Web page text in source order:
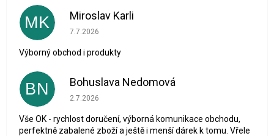
MK Miroslav Karli
Hodnocení obchodu je 5 z 5 hvězdiček.
7.7.2026
Výborný obchod i produkty
BN Bohuslava Nedomová
Hodnocení obchodu je 5 z 5 hvězdiček.
2.7.2026
Vše OK - rychlost doručení, výborná komunikace obchodu,
perfektně zabalené zboží a ještě i menší dárek k tomu. Vřele